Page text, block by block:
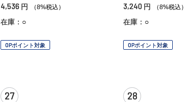
4,536 円 （8%税込）
在庫：○
OPポイント対象
3,240 円 （8%税込）
在庫：○
OPポイント対象
27 28